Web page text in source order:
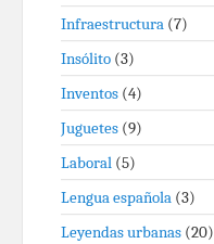
Infraestructura (7)
Insólito (3)
Inventos (4)
Juguetes (9)
Laboral (5)
Lengua española (3)
Leyendas urbanas (20)